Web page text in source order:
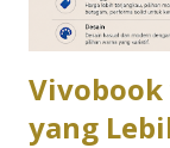
Vivobook
yang